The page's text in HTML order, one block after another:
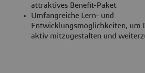
attraktives Benefit-Paket
Umfangreiche Lern- und
Entwicklungsmöglichkeiten, um
aktiv mitzugestalten und